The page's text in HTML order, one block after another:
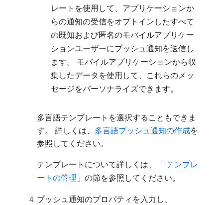
レートを使用して、アプリケーションか
らの通知の受信をオプトインしたすべて
の既知および匿名のモバイルアプリケー
ションユーザーにプッシュ通知を送信し
ます。 モバイルアプリケーションから収
集したデータを使用して、これらのメッ
セージをパーソナライズできます。
多言語テンプレートを選択することもできま
す。 詳しくは、 多言語プッシュ通知の作成を
参照してください。
テンプレートについて詳しくは、「 ​ テンプレ
ートの管理 」の節を参照してください。
プッシュ通知のプロパティを入力し、